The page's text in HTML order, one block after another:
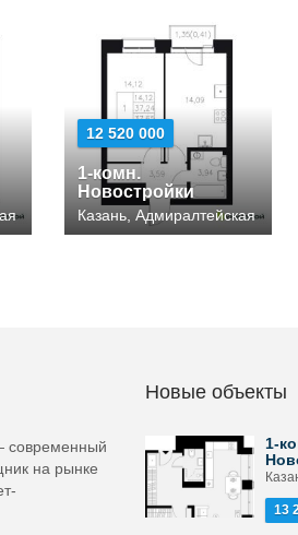
12 520 000
1-комн.
Новостройки
Казань, Адмиралтейская
современный
на рынке
Новые объекты
1-
13